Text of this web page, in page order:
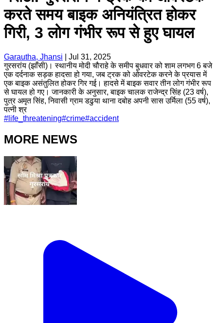
करते समय बाइक अनियंत्रित होकर
गिरी, 3 लोग गंभीर रूप से हुए घायल
Garautha, Jhansi
Jul 31, 2025
गुरसरांय (झाँसी)। स्थानीय मोदी चौराहे के समीप बुधवार को शाम लगभग 6 बजे
एक दर्दनाक सड़क हादसा हो गया, जब ट्रक को ओवरटेक करने के प्रयास में
एक बाइक असंतुलित होकर गिर गई। हादसे में बाइक सवार तीन लोग गंभीर रूप
से घायल हो गए। जानकारी के अनुसार, बाइक चालक राजेन्द्र सिंह (23 वर्ष),
पुत्र अमृत सिंह, निवासी ग्राम डढुया थाना दबोह अपनी सास उर्मिला (55 वर्ष),
पत्नी श्र
# life_threatening#crime#accident
MORE NEWS